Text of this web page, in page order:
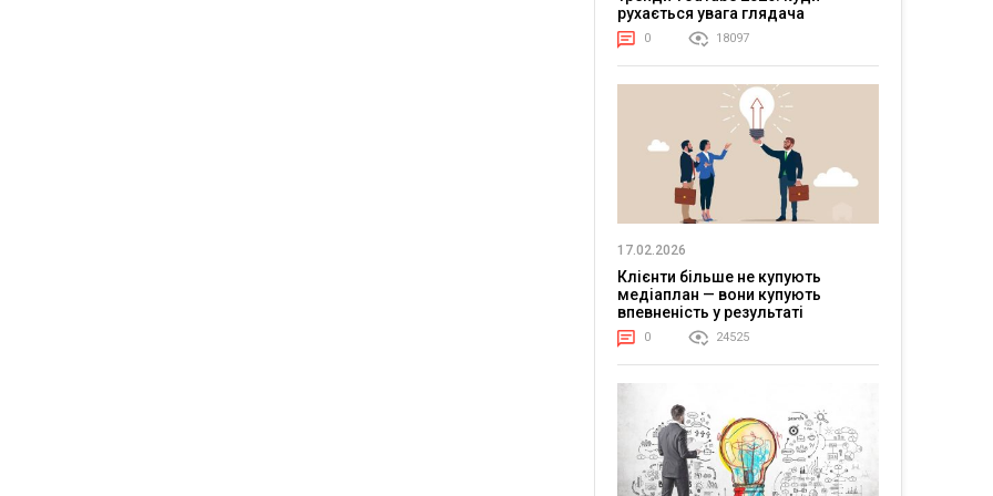
рухається увага глядача
0 18097
17.02.2026
Клієнти більше не купують
медіаплан — вони купують
впевненість у результаті
0 24525